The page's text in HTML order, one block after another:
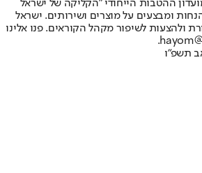
ההטבות הייחודי "הקליקה של ישראל
ומבצעים על מוצרים ושירותים. ישראל
ולהצעות לשיפור מקהל הקוראים. פנו אלינו
תשפ"ו